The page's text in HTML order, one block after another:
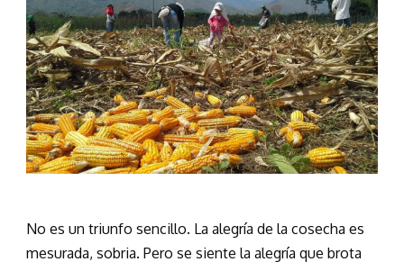
No es un triunfo sencillo. La alegría de la cosecha es
mesurada, sobria. Pero se siente la alegría que brota